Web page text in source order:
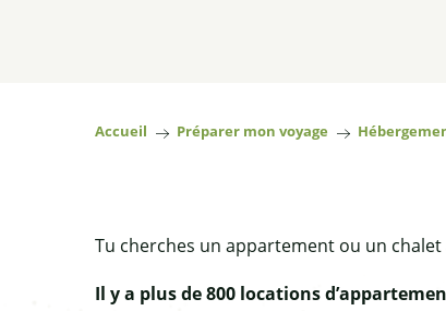
Accueil Préparer mon voyage
Tu cherches un appartement ou un
Il y a plus de 800 locations